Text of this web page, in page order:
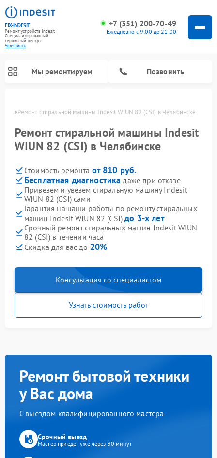
FIX-INDESIT
Ремонт устройств Indesit
Специализированный
cервисный центр г.
Челябинск
+7 (351) 200-70-49
Ежедневно с 9:00 до 21:00
Мы ремонтируем Позвонить
Ремонт стиральной машины Indesit WIUN 82 (CSI) в Челябинске
Ремонт стиральной машины Indesit
WIUN 82 (CSI) в Челябинске
Стоимость ремонта от 810 руб.
Бесплатная диагностика даже при отказе
Привезем и увезем стиральную машину Indesit
WIUN 82 (CSI) сами
Гарантия на наши работы по ремонту стиральных
машин Indesit WIUN 82 (CSI)до 3-х лет
Срочный ремонт стиральных машин Indesit WIUN
82 (CSI) в течении часа
Скидка для вас до 20%
Консультация со специалистом
Узнать стоимость работ
Ремонт бытовой техники
у Вас дома
С выездом квалифицированного мастера
Срочный выезд
Мастер приедет уже через 30 минут